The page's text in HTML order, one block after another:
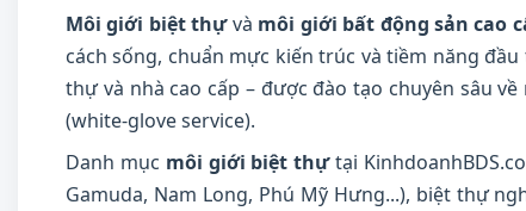
Môi giới biệt thựvà môi giới bất động sản cao
cách sống, chuẩn mực kiến trúc và tiềm năng
thự và nhà cao cấp – được đào tạo chuyên sâu
(white-glove service).
Danh mục môi giới biệt thựtại
Gamuda, Nam Long, Phú Mỹ Hưng...), biệt thự